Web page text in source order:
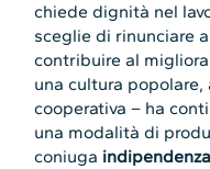
chiede dignità nel
sceglie di rinunciare
contribuire al
una cultura popolare,
cooperativa – ha
una modalità di
coniuga indipendenza